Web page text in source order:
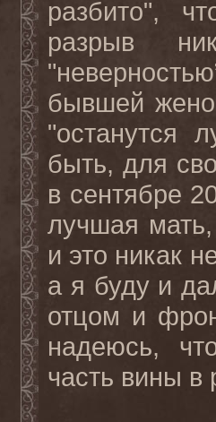
разбито",
разрыв
бывшей
"останутся
быть, для
в сентябре
лучшая
и это никак
а я буду и
отцом и
надеюсь,
часть вины в